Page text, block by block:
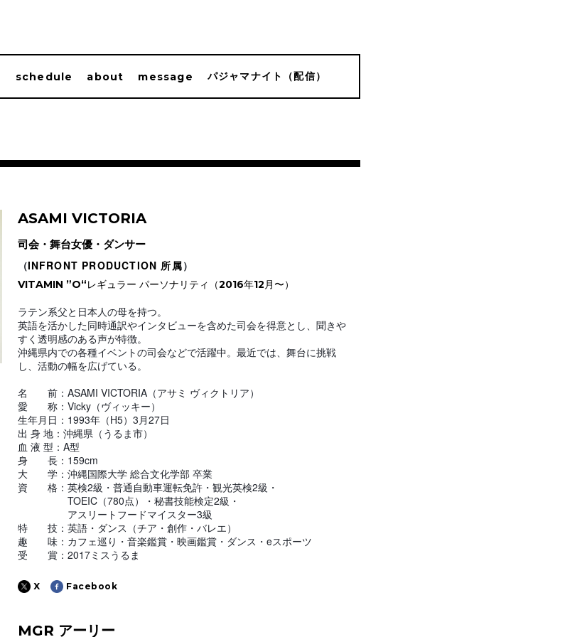
schedule about message パジャマナイト（配信）
ASAMI VICTORIA
司会・舞台女優・ダンサー
（INFRONT PRODUCTION 所属）
VITAMIN ”O“レギュラー パーソナリティ（2016年12月〜）
ラテン系父と日本人の母を持つ。
英語を活かした同時通訳やインタビューを含めた司会を得意とし、聞きや
すく透明感のある声が特徴。
沖縄県内での各種イベントの司会などで活躍中。最近では、舞台に挑戦
し、活動の幅を広げている。
名 前：ASAMI VICTORIA（アサミ ヴィクトリア）
愛 称：Vicky（ヴィッキー）
生年月日：1993年（H5）3月27日
出 身 地：沖縄県（うるま市）
血 液 型：A型
身 長：159cm
大 学：沖縄国際大学 総合文化学部 卒業
資 格：英検2級・普通自動車運転免許・観光英検2級・
TOEIC（780点）・秘書技能検定2級・
アスリートフードマイスター3級
特 技：英語・ダンス（チア・創作・バレエ）
趣 味：カフェ巡り・音楽鑑賞・映画鑑賞・ダンス・eスポーツ
受 賞：2017ミスうるま
X Facebook
MGR アーリー